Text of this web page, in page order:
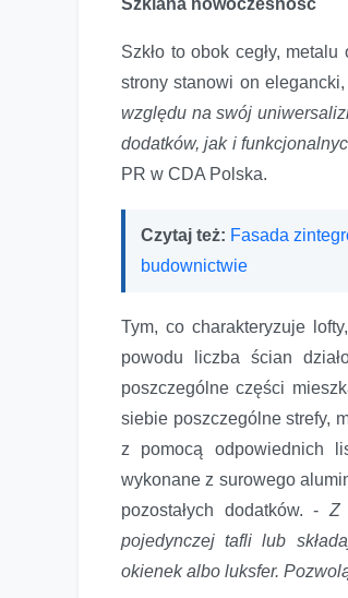
Szkło w industrialnym wnętrzu
Szkło to obok cegły,
strony stanowi on
względu na swój
dodatków, jak i
PR w CDA Polska.
Czytaj też: Fasada
budownictwie
Tym, co charakteryzuje
powodu liczba ścian
poszczególne części
siebie poszczególne strefy,
z pomocą odpowiednich
wykonane z surowego
pozostałych dodatków. -Z
pojedynczej tafli lub
okienek albo luksfer.